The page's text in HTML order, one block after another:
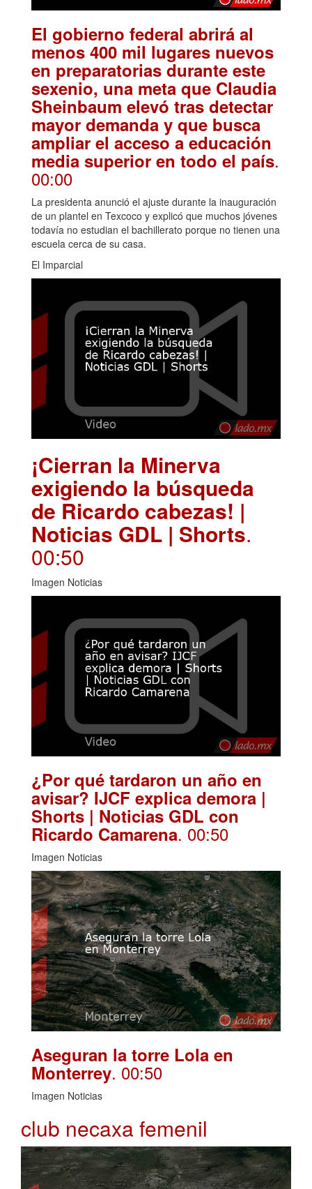
El gobierno federal abrirá al
menos 400 mil lugares nuevos
en preparatorias durante este
sexenio, una meta que Claudia
Sheinbaum elevó tras detectar
mayor demanda y que busca
ampliar el acceso a educación
media superior en todo el país.
00:00
La presidenta anunció el ajuste durante la inauguración
de un plantel en Texcoco y explicó que muchos jóvenes
todavía no estudian el bachillerato porque no tienen una
escuela cerca de su casa.
El Imparcial
¡Cierran la Minerva
exigiendo la búsqueda
de Ricardo cabezas! |
Noticias GDL | Shorts.
00:50
Imagen Noticias
¿Por qué tardaron un año en
avisar? IJCF explica demora |
Shorts | Noticias GDL con
Ricardo Camarena. 00:50
Imagen Noticias
Aseguran la torre Lola en
Monterrey. 00:50
Imagen Noticias
club necaxa femenil